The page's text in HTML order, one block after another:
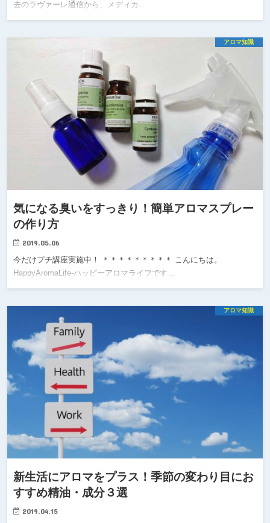
去のラヴァーレ通信から、メディカ…
アロマ知識
気になる臭いをすっきり！簡単アロマスプレー
の作り方
2019.05.06
今だけプチ講座実施中！ ＊＊＊＊＊＊＊＊＊ こんにちは。
HappyAromaLife-ハッピーアロマライフです…
アロマ知識
新生活にアロマをプラス！季節の変わり目にお
すすめ精油・成分３選
2019.04.15